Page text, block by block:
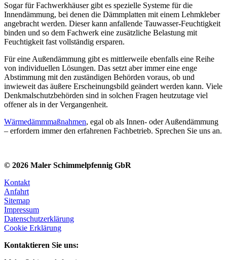
Sogar für Fachwerkhäuser gibt es spezielle Systeme für die
Innendämmung, bei denen die Dämmplatten mit einem Lehmkleber
angebracht werden. Dieser kann anfallende Tauwasser-Feuchtigkeit
binden und so dem Fachwerk eine zusätzliche Belastung mit
Feuchtigkeit fast vollständig ersparen.
Für eine Außendämmung gibt es mittlerweile ebenfalls eine Reihe
von individuellen Lösungen. Das setzt aber immer eine enge
Abstimmung mit den zuständigen Behörden voraus, ob und
inwieweit das äußere Erscheinungsbild geändert werden kann. Viele
Denkmalschutzbehörden sind in solchen Fragen heutzutage viel
offener als in der Vergangenheit.
Wärmedämmmaßnahmen, egal ob als Innen- oder Außendämmung
– erfordern immer den erfahrenen Fachbetrieb. Sprechen Sie uns an.
© 2026 Maler Schimmelpfennig GbR
Kontakt
Anfahrt
Sitemap
Impressum
Datenschutzerklärung
Cookie Erklärung
Kontaktieren Sie uns: